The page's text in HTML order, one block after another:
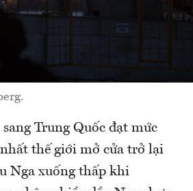
Trung Quốc đạt mức
thế giới mở cửa trở lại
Nga xuống thấp khi